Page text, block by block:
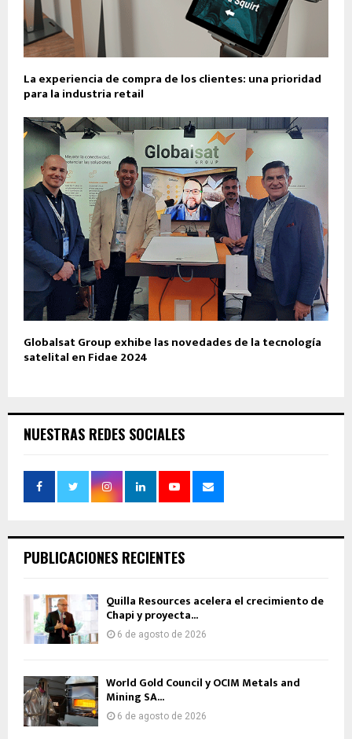
La experiencia de compra de los clientes: una prioridad
para la industria retail
Globalsat Group exhibe las novedades de la tecnología
satelital en Fidae 2024
NUESTRAS REDES SOCIALES
PUBLICACIONES RECIENTES
Quilla Resources acelera el crecimiento de
Chapi y proyecta...
6 de agosto de 2026
World Gold Council y OCIM Metals and
Mining SA...
6 de agosto de 2026